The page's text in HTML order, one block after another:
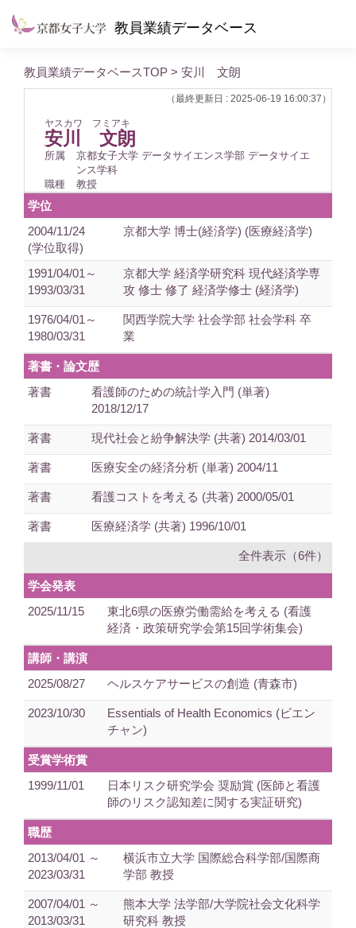
教員業績データベース
教員業績データベースTOP > 安川 文朗
（最終更新日 : 2025-06-19 16:00:37）
ヤスカワ フミアキ
安川 文朗
所属
京都女子大学 データサイエンス学部 データサイエ
ンス学科
職種
教授
学位
2004/11/24
(学位取得)
京都大学 博士(経済学) (医療経済学)
1991/04/01～
1993/03/31
京都大学 経済学研究科 現代経済学専
攻 修士 修了 経済学修士 (経済学)
1976/04/01～
1980/03/31
関西学院大学 社会学部 社会学科 卒
業
著書・論文歴
著書
看護師のための統計学入門 (単著)
2018/12/17
著書 現代社会と紛争解決学 (共著) 2014/03/01
著書 医療安全の経済分析 (単著) 2004/11
著書 看護コストを考える (共著) 2000/05/01
著書 医療経済学 (共著) 1996/10/01
全件表示（6件）
学会発表
2025/11/15
東北6県の医療労働需給を考える (看護
経済・政策研究学会第15回学術集会)
講師・講演
2025/08/27
ヘルスケアサービスの創造 (青森市)
2023/10/30
Essentials of Health Economics (ビエン
チャン)
受賞学術賞
1999/11/01
日本リスク研究学会 奨励賞 (医師と看護
師のリスク認知差に関する実証研究)
職歴
2013/04/01 ～
2023/03/31
横浜市立大学 国際総合科学部/国際商
学部 教授
2007/04/01 ～
2013/03/31
熊本大学 法学部/大学院社会文化科学
研究科 教授